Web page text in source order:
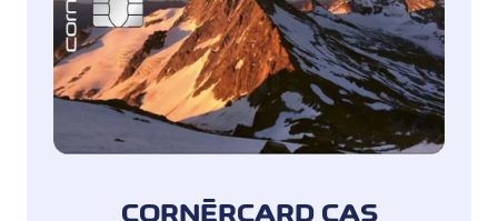
CORNÈRCARD CAS